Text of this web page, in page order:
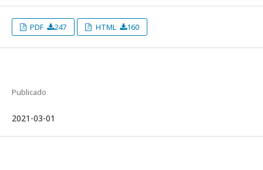
PDF 247 HTML 160
Publicado
2021-03-01